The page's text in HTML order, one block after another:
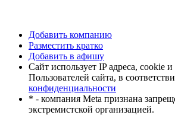
Добавить компанию
Разместить кратко
Добавить в афишу
Сайт использует IP адреса, cookie
Пользователей сайта, в
конфиденциальности
* - компания Meta признана
экстремистской организацией.